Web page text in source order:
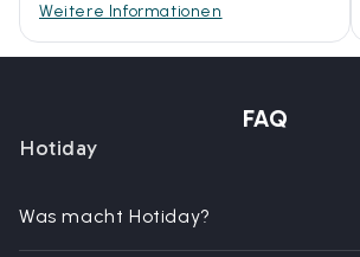
Weitere Informationen
FAQ
Hotiday
Was macht Hotiday?